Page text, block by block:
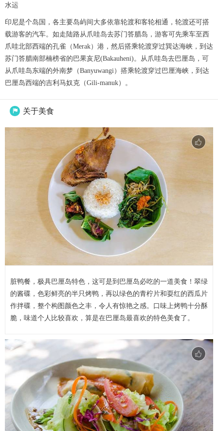
水运
印尼是个岛国，各主要岛屿间大多依靠轮渡和客轮相通，轮渡还可搭
载游客的汽车。如走陆路从爪哇岛去苏门答腊岛，游客可先乘车至西
爪哇北部西端的孔雀（Merak）港，然后搭乘轮渡穿过巽达海峡，到达
苏门答腊南部楠榜省的巴果亥尼(Bakauheni)。从爪哇岛去巴厘岛，可
从爪哇岛东端的外南梦（Banyuwangi）搭乘轮渡穿过巴厘海峡，到达
巴厘岛西端的吉利马奴克（Gili-manuk）。
 关于美食
脏鸭餐，极具巴厘岛特色，这可是到巴厘岛必吃的一道美食！翠绿
的酱碟，色彩鲜亮的半只烤鸭，再以绿色的青柠片和耍红的西瓜片
作拌碟，整个构图颜色之丰，令人有惊艳之感。口味上烤鸭十分酥
脆，味道个人比较喜欢，算是在巴厘岛最喜欢的特色美食了。